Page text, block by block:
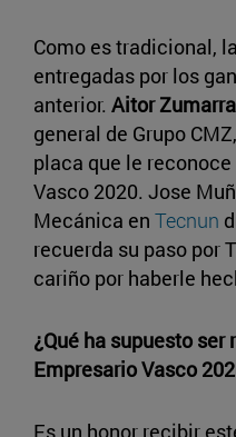
Como es tradicional,
entregadas por los
anterior. Aitor
general de Grupo
placa que le
Vasco 2020. Jose
Mecánica en Tecnun
recuerda su paso por
cariño por haberle
¿Qué ha supuesto
Empresario Vasco